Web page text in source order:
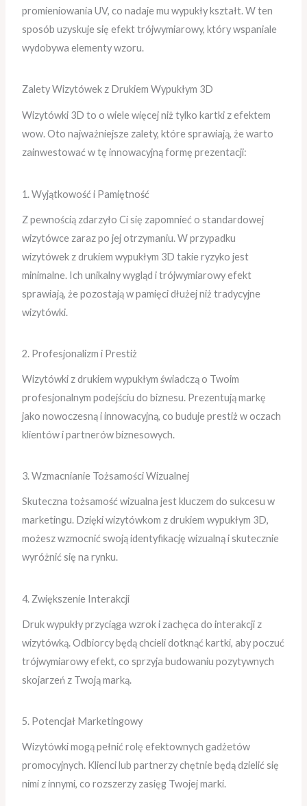
promieniowania UV, co nadaje mu wypukły kształt. W ten
sposób uzyskuje się efekt trójwymiarowy, który wspaniale
wydobywa elementy wzoru.
Zalety Wizytówek z Drukiem Wypukłym 3D
Wizytówki 3D to o wiele więcej niż tylko kartki z efektem
wow. Oto najważniejsze zalety, które sprawiają, że warto
zainwestować w tę innowacyjną formę prezentacji:
1. Wyjątkowość i Pamiętność
Z pewnością zdarzyło Ci się zapomnieć o standardowej
wizytówce zaraz po jej otrzymaniu. W przypadku
wizytówek z drukiem wypukłym 3D takie ryzyko jest
minimalne. Ich unikalny wygląd i trójwymiarowy efekt
sprawiają, że pozostają w pamięci dłużej niż tradycyjne
wizytówki.
2. Profesjonalizm i Prestiż
Wizytówki z drukiem wypukłym świadczą o Twoim
profesjonalnym podejściu do biznesu. Prezentują markę
jako nowoczesną i innowacyjną, co buduje prestiż w oczach
klientów i partnerów biznesowych.
3. Wzmacnianie Tożsamości Wizualnej
Skuteczna tożsamość wizualna jest kluczem do sukcesu w
marketingu. Dzięki wizytówkom z drukiem wypukłym 3D,
możesz wzmocnić swoją identyfikację wizualną i skutecznie
wyróżnić się na rynku.
4. Zwiększenie Interakcji
Druk wypukły przyciąga wzrok i zachęca do interakcji z
wizytówką. Odbiorcy będą chcieli dotknąć kartki, aby poczuć
trójwymiarowy efekt, co sprzyja budowaniu pozytywnych
skojarzeń z Twoją marką.
5. Potencjał Marketingowy
Wizytówki mogą pełnić rolę efektownych gadżetów
promocyjnych. Klienci lub partnerzy chętnie będą dzielić się
nimi z innymi, co rozszerzy zasięg Twojej marki.